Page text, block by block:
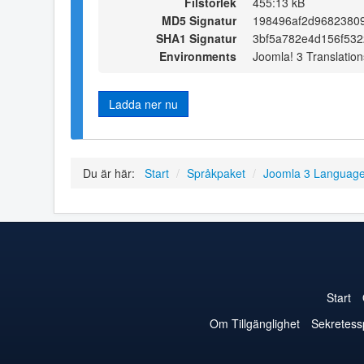
MD5 Signatur
SHA1 Signatur
Environments
Joomla! 3
Ladda ner nu
Du är här: Start / Språkpaket / Joomla 3
Start
Om Tillgänglighet